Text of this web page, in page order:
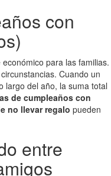
con
para las familias.
Cuando un
largo del año, la suma total
de cumpleaños con
no llevar regalo pueden
entre